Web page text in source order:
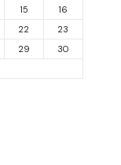
15
16
22
23
29
30